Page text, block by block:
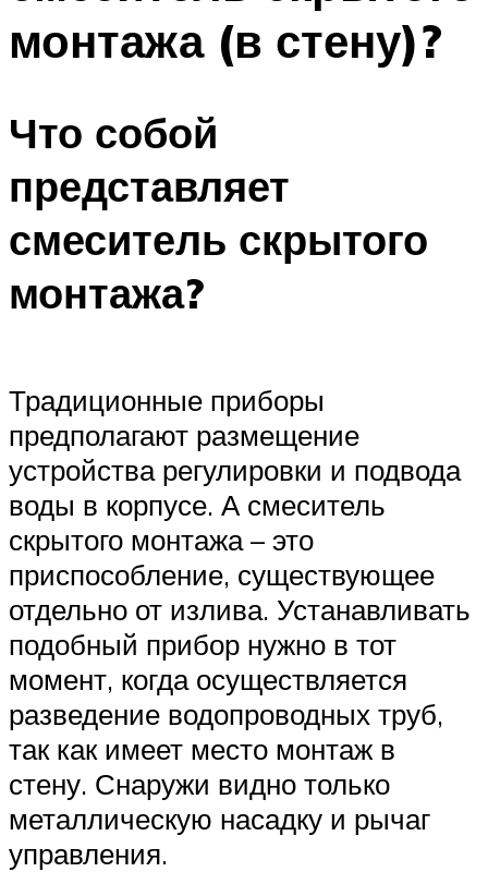
монтажа (в стену)?
Что собой
представляет
смеситель скрытого
монтажа?
Традиционные приборы
предполагают размещение
устройства регулировки и подвода
воды в корпусе. А смеситель
скрытого монтажа – это
приспособление, существующее
отдельно от излива. Устанавливать
подобный прибор нужно в тот
момент, когда осуществляется
разведение водопроводных труб,
так как имеет место монтаж в
стену. Снаружи видно только
металлическую насадку и рычаг
управления.